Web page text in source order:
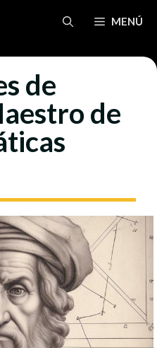
MENÚ
de
de